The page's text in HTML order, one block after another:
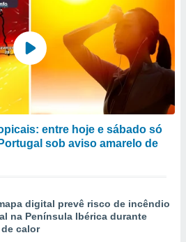
entre hoje e sábado só
sob aviso amarelo de
digital prevê risco de incêndio
na Península Ibérica durante
calor